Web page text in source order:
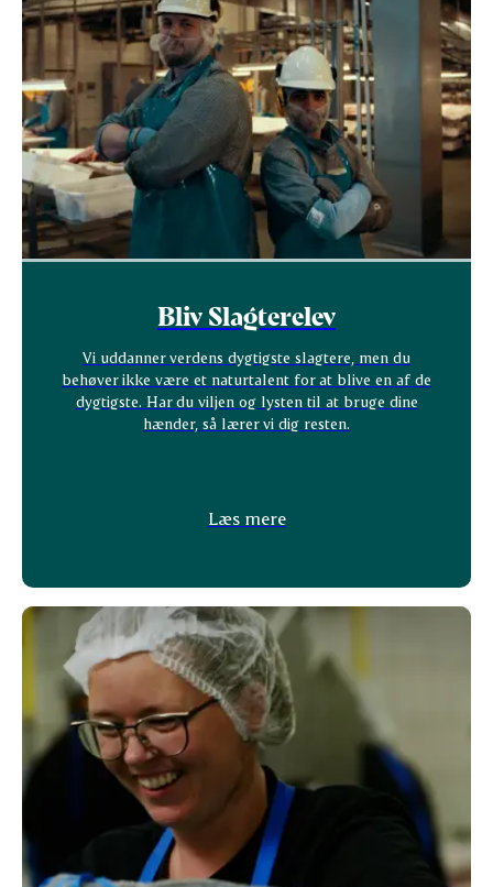
Bliv Slagterelev
Vi uddanner verdens dygtigste slagtere, men du
behøver ikke være et naturtalent for at blive en af de
dygtigste. Har du viljen og lysten til at bruge dine
hænder, så lærer vi dig resten.
Læs mere